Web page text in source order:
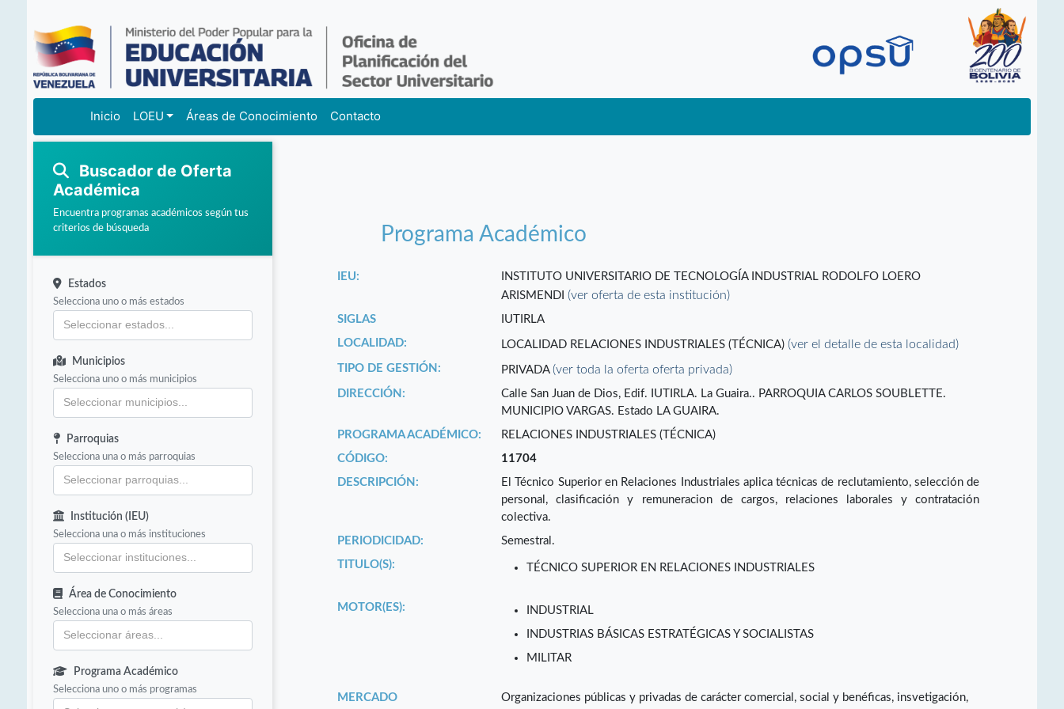
Inicio LOEU Áreas de Conocimiento Contacto
Buscador de Oferta
Académica
Encuentra programas académicos según tus
criterios de búsqueda
Estados
Selecciona uno o más estados
Municipios
Selecciona uno o más municipios
Parroquias
Selecciona una o más parroquias
Institución (IEU)
Selecciona una o más instituciones
Área de Conocimiento
Selecciona una o más áreas
Programa Académico
Selecciona uno o más programas
Programa Académico
IEU:
INSTITUTO UNIVERSITARIO DE TECNOLOGÍA INDUSTRIAL RODOLFO LOERO
ARISMENDI(ver oferta de esta institución)
SIGLAS
IUTIRLA
LOCALIDAD:
LOCALIDAD RELACIONES INDUSTRIALES (TÉCNICA)(ver el detalle de esta localidad)
TIPO DE GESTIÓN: PRIVADA(ver toda la oferta oferta privada)
DIRECCIÓN:
Calle San Juan de Dios, Edif. IUTIRLA. La Guaira.. PARROQUIA CARLOS SOUBLETTE.
MUNICIPIO VARGAS. Estado LA GUAIRA.
PROGRAMA ACADÉMICO:
RELACIONES INDUSTRIALES (TÉCNICA)
CÓDIGO:
11704
DESCRIPCIÓN:
El Técnico Superior en Relaciones Industriales aplica técnicas de reclutamiento, selección de
personal, clasificación y remuneracion de cargos, relaciones laborales y contratación
colectiva.
PERIODICIDAD:
Semestral.
TITULO(S):
TÉCNICO SUPERIOR EN RELACIONES INDUSTRIALES
MOTOR(ES):
INDUSTRIAL
INDUSTRIAS BÁSICAS ESTRATÉGICAS Y SOCIALISTAS
MILITAR
MERCADO
Organizaciones públicas y privadas de carácter comercial, social y benéficas, insvetigación,